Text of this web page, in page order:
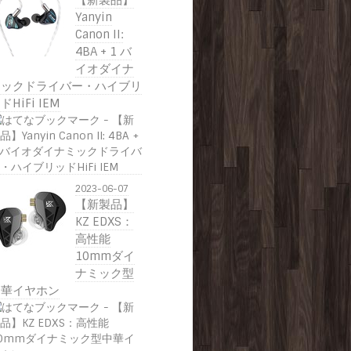
Yanyin
Canon II:
4BA + 1 バ
イオダイナ
クドライバー・ハイブリ
HiFi IEM
2023-06-07
【新製品】
KZ EDXS：
高性能
10mmダイ
ナミック型
イヤホン